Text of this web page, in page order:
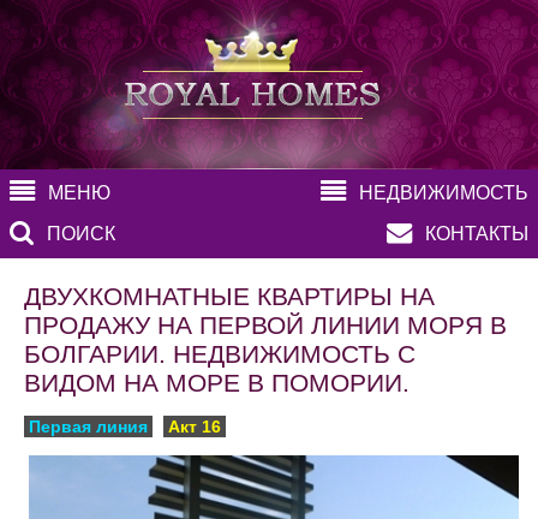
МЕНЮ
НЕДВИЖИМОСТЬ
ПОИСК
КОНТАКТЫ
ДВУХКОМНАТНЫЕ КВАРТИРЫ НА
ПРОДАЖУ НА ПЕРВОЙ ЛИНИИ МОРЯ В
БОЛГАРИИ. НЕДВИЖИМОСТЬ С
ВИДОМ НА МОРЕ В ПОМОРИИ.
Первая линия Акт 16